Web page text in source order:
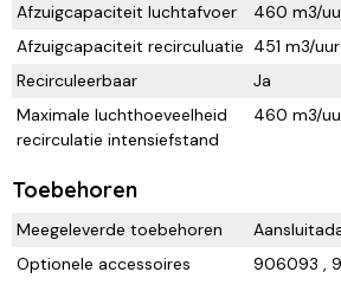
Afzuigcapaciteit luchtafvoer
460 m3/
Afzuigcapaciteit recirculuatie 451 m3/uur
Recirculeerbaar
Ja
Maximale luchthoeveelheid
recirculatie intensiefstand
460 m3/
Toebehoren
Meegeleverde toebehoren
Optionele accessoires
906093 ,